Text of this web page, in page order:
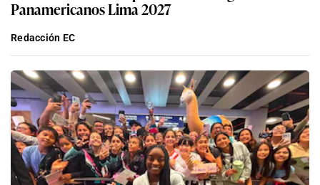
Panamericanos Lima 2027
Redacción EC